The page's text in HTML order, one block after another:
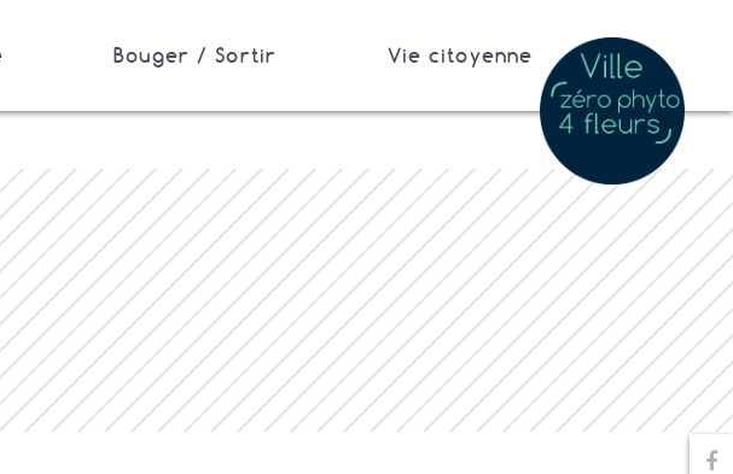
Bouger / Sortir Vie citoyenne